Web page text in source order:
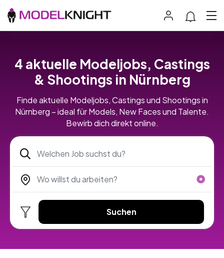
4 aktuelle Modeljobs, Castings
& Shootings in Nürnberg
Finde aktuelle Modeljobs, Castings und Shootings in
Nürnberg – ideal für Models, New Faces und Talente.
Bewirb dich direkt online.
Suchen